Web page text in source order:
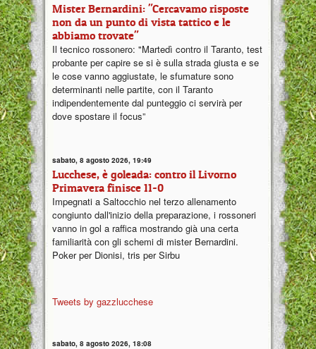
Mister Bernardini: "Cercavamo risposte
non da un punto di vista tattico e le
abbiamo trovate"
Il tecnico rossonero: "Martedì contro il Taranto, test
probante per capire se si è sulla strada giusta e se
le cose vanno aggiustate, le sfumature sono
determinanti nelle partite, con il Taranto
indipendentemente dal punteggio ci servirà per
dove spostare il focus”
sabato, 8 agosto 2026, 19:49
Lucchese, è goleada: contro il Livorno
Primavera finisce 11-0
Impegnati a Saltocchio nel terzo allenamento
congiunto dall'inizio della preparazione, i rossoneri
vanno in gol a raffica mostrando già una certa
familiarità con gli schemi di mister Bernardini.
Poker per Dionisi, tris per Sirbu
Tweets by gazzlucchese
sabato, 8 agosto 2026, 18:08